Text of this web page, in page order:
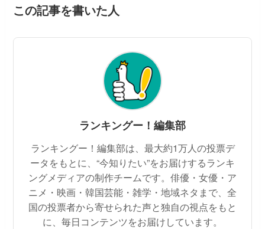
この記事を書いた人
ランキングー！編集部
ランキングー！編集部は、最大約1万人の投票デ
ータをもとに、“今知りたい”をお届けするランキ
ングメディアの制作チームです。俳優・女優・ア
ニメ・映画・韓国芸能・雑学・地域ネタまで、全
国の投票者から寄せられた声と独自の視点をもと
に、毎日コンテンツをお届けしています。